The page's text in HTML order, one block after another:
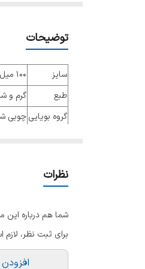
توضیحات
سایز
100 میل
طبع
گرم و
گروه بویاییچوبی
نوع عطر
ماندگاری
بسیار
پراکندگی
بسیار
نظرات
شما هم درباره این
برای ثبت نظر،